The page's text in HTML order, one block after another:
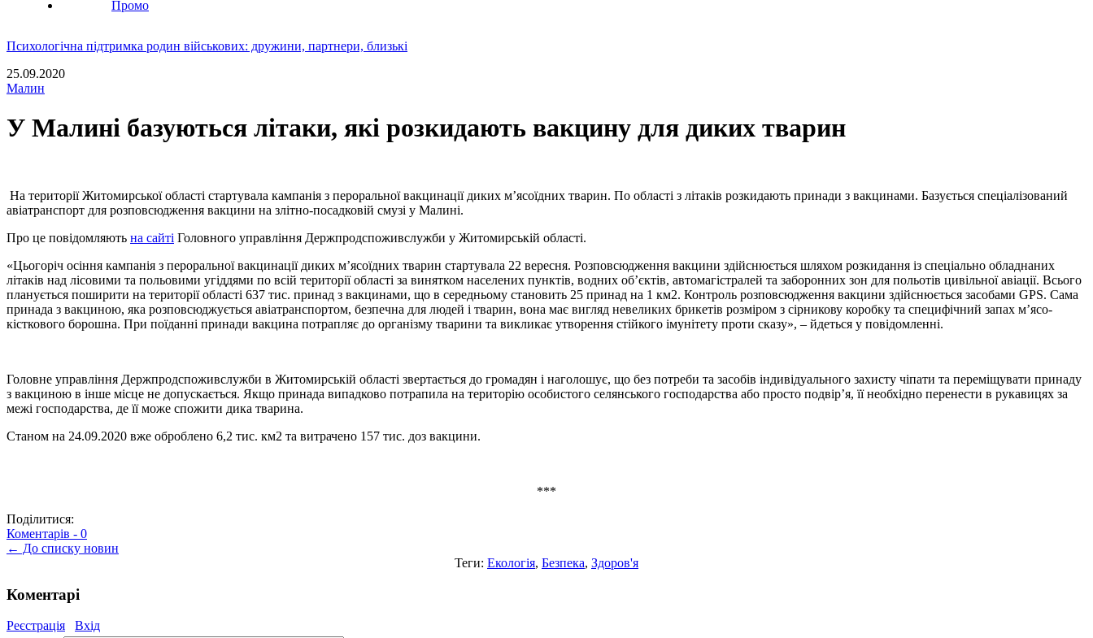
Промо
Психологічна підтримка родин військових: дружини, партнери, близькі
25.09.2020
Малин
У Малині базуються літаки, які розкидають вакцину для диких тварин
На території Житомирської області стартувала кампанія з пероральної вакцинації диких м’ясоїдних тварин. По області з літаків розкидають принади з вакцинами. Базується спеціалізований
авіатранспорт для розповсюдження вакцини на злітно-посадковій смузі у Малині.
Про це повідомляють на сайті Головного управління Держпродспоживслужби у Житомирській області.
«Цьогоріч осіння кампанія з пероральної вакцинації диких м’ясоїдних тварин стартувала 22 вересня. Розповсюдження вакцини здійснюється шляхом розкидання із спеціально обладнаних
літаків над лісовими та польовими угіддями по всій території області за винятком населених пунктів, водних об’єктів, автомагістралей та заборонних зон для польотів цивільної авіації. Всього
планується поширити на території області 637 тис. принад з вакцинами, що в середньому становить 25 принад на 1 км2. Контроль розповсюдження вакцини здійснюється засобами GPS. Сама
принада з вакциною, яка розповсюджується авіатранспортом, безпечна для людей і тварин, вона має вигляд невеликих брикетів розміром з сірникову коробку та специфічний запах м’ясо-
кісткового борошна. При поїданні принади вакцина потрапляє до організму тварини та викликає утворення стійкого імунітету проти сказу», – йдеться у повідомленні.
Головне управління Держпродспоживслужби в Житомирській області звертається до громадян і наголошує, що без потреби та засобів індивідуального захисту чіпати та переміщувати принаду
з вакциною в інше місце не допускається. Якщо принада випадково потрапила на територію особистого селянського господарства або просто подвір’я, її необхідно перенести в рукавицях за
межі господарства, де її може спожити дика тварина.
Cтаном на 24.09.2020 вже оброблено 6,2 тис. км2 та витрачено 157 тис. доз вакцини.
***
Поділитися:
Коментарів - 0
← До списку новин
Теги: Екологія, Безпека, Здоров'я
Коментарі
Реєстрація Вхід